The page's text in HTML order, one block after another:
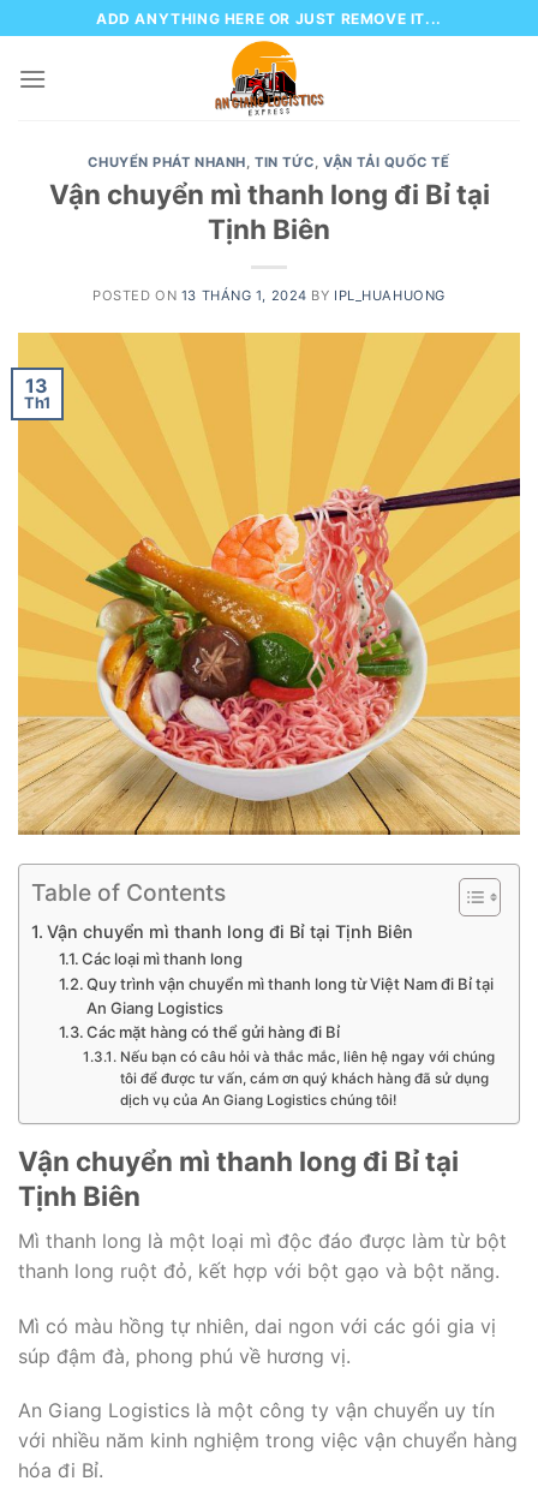
to
content
ADD ANYTHING HERE OR JUST REMOVE IT...
CHUYỂN PHÁT NHANH,TIN TỨC,VẬN TẢI QUỐC TẾ
Vận chuyển mì thanh long đi Bỉ tại
Tịnh Biên
POSTED ON 13 THÁNG 1, 2024 BY IPL_HUAHUONG
13
Th1
Table of Contents
Vận chuyển mì thanh long đi Bỉ tại Tịnh Biên
Các loại mì thanh long
Quy trình vận chuyển mì thanh long từ Việt Nam đi Bỉ tại
An Giang Logistics
Các mặt hàng có thể gửi hàng đi Bỉ
Nếu bạn có câu hỏi và thắc mắc, liên hệ ngay với chúng
tôi để được tư vấn, cám ơn quý khách hàng đã sử dụng
dịch vụ của An Giang Logistics chúng tôi!
Vận chuyển mì thanh long đi Bỉ tại
Tịnh Biên
Mì thanh long là một loại mì độc đáo được làm từ bột
thanh long ruột đỏ, kết hợp với bột gạo và bột năng.
Mì có màu hồng tự nhiên, dai ngon với các gói gia vị
súp đậm đà, phong phú về hương vị.
An Giang Logistics là một công ty vận chuyển uy tín
với nhiều năm kinh nghiệm trong việc vận chuyển hàng
hóa đi Bỉ.